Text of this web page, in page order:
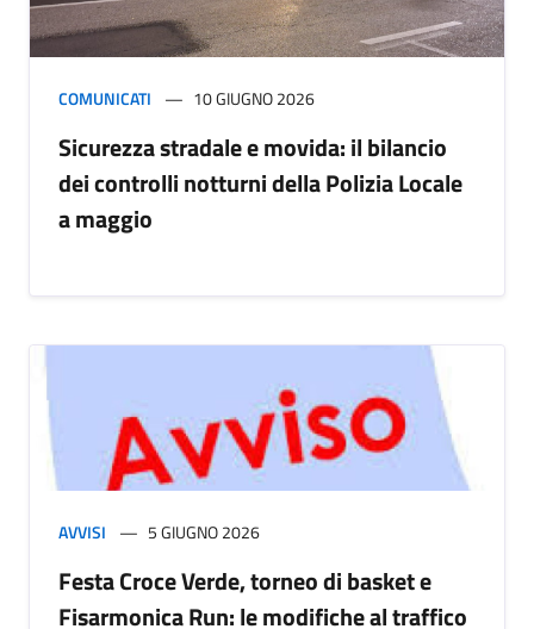
COMUNICATI 10 GIUGNO 2026
​Sicurezza stradale e movida: il bilancio
dei controlli notturni della Polizia Locale
a maggio
AVVISI 5 GIUGNO 2026
Festa Croce Verde, torneo di basket e
Fisarmonica Run: le modifiche al traffico